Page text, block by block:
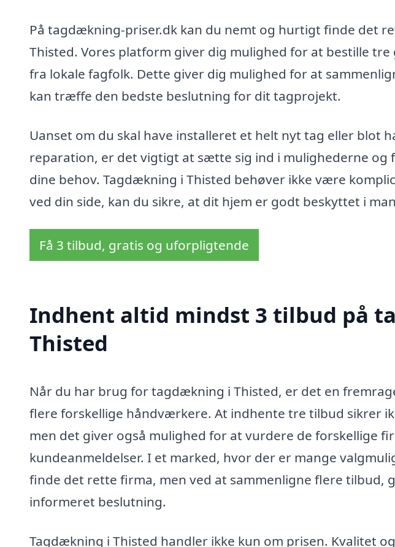
På tagdækning-priser.dk kan du nemt og hurtigt finde det
Thisted. Vores platform giver dig mulighed for at bestille
fra lokale fagfolk. Dette giver dig mulighed for at
kan træffe den bedste beslutning for dit tagprojekt.
Uanset om du skal have installeret et helt nyt tag eller blot
reparation, er det vigtigt at sætte sig ind i mulighederne og
dine behov. Tagdækning i Thisted behøver ikke være
ved din side, kan du sikre, at dit hjem er godt beskyttet i
Få 3 tilbud, gratis og uforpligtende
Indhent altid mindst 3 tilbud på
Thisted
Når du har brug for tagdækning i Thisted, er det en
flere forskellige håndværkere. At indhente tre tilbud sikrer
men det giver også mulighed for at vurdere de forskellige
kundeanmeldelser. I et marked, hvor der er mange
finde det rette firma, men ved at sammenligne flere tilbud,
informeret beslutning.
Tagdækning i Thisted handler ikke kun om prisen. Kvalitet